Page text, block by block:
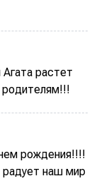
растет
родителям!!!
рождения!!!!
радует наш мир